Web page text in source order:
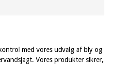
med vores udvalg af bly og
Vores produkter sikrer,